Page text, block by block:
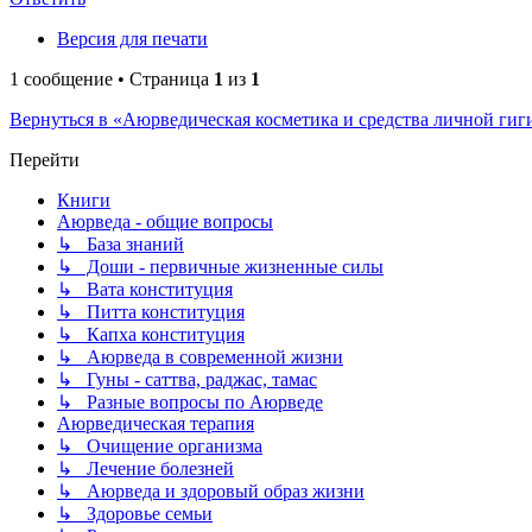
Версия для печати
1 сообщение • Страница 1 из 1
Вернуться в «Аюрведическая косметика и средства личной
Перейти
Книги
Аюрведа - общие вопросы
↳ База знаний
↳ Доши - первичные жизненные силы
↳ Вата конституция
↳ Питта конституция
↳ Капха конституция
↳ Аюрведа в современной жизни
↳ Гуны - саттва, раджас, тамас
↳ Разные вопросы по Аюрведе
Аюрведическая терапия
↳ Очищение организма
↳ Лечение болезней
↳ Аюрведа и здоровый образ жизни
↳ Здоровье семьи